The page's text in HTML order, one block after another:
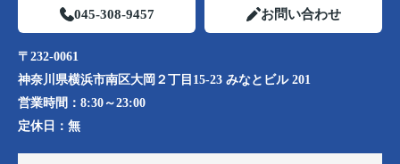
045-308-9457 お問い合わせ
〒232-0061
神奈川県横浜市南区大岡２丁目15-23 みなとビル 201
営業時間： 8:30～23:00
定休日： 無